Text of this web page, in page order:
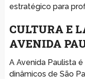
estratégico para
CULTURA E
AVENIDA
A Avenida Paulista
dinâmicos de São